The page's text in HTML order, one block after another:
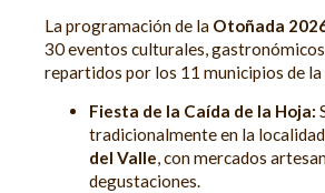
La programación de la Otoñada
30 eventos culturales,
repartidos por los 11 municipios de la
Fiesta de la Caída de la Hoja:
tradicionalmente en la
del Valle, con mercados
degustaciones.